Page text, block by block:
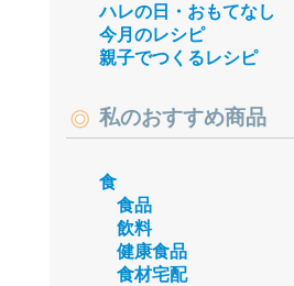
ハレの日・おもてなし
今月のレシピ
親子でつくるレシピ
私のおすすめ商品
食
食品
飲料
健康食品
食材宅配